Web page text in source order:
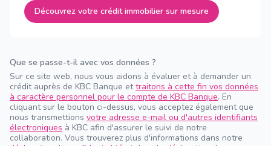
Découvrez votre crédit immobilier sur mesure
Que se passe-t-il avec vos données ?
Sur ce site web, nous vous aidons à évaluer et à demander un
crédit auprès de KBC Banque ettraitons à cette fin vos données
à caractère personnel pour le compte de KBC Banque. En
cliquant sur le bouton ci-dessus, vous acceptez également que
nous transmettions votre adresse e-mail ou d'autres identifiants
électroniques à KBC afin d'assurer le suivi de notre
collaboration. Vous trouverez plus d'informations dans notre